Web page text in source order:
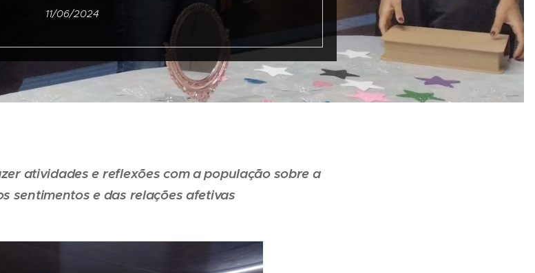
11/06/2024
atividades e reflexões com a população sobre a
sentimentos e das relações afetivas